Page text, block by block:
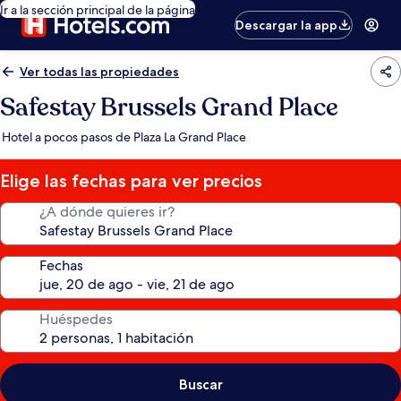
Ir a la sección principal de la página
Descargar la app
Ver todas las propiedades
Safestay Brussels Grand Place
Hotel a pocos pasos de Plaza La Grand Place
Elige las fechas para ver precios
¿A dónde quieres ir?
Fechas
Huéspedes
Buscar